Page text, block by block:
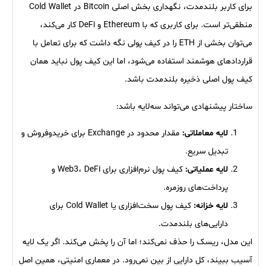
برای کاربر بلندمدت، نگهداری بخش اصلی Bitcoin در Cold Wallet
منطقی‌تر است. برای کاربری که با Ethereum و DeFi کار می‌کند،
می‌توان بخشی از ETH را در کیف پولی نگه داشت که برای تعامل با
قراردادهای هوشمند استفاده می‌شود، اما این کیف پول نباید همان
کیف پول اصلی ذخیره بلندمدت باشد.
ساختار پیشنهادی می‌تواند سه‌لایه باشد:
لایه معاملاتی:
مقدار محدود در Exchange برای خریدوفروش و
تبدیل سریع.
لایه عملیاتی:
کیف پول نرم‌افزاری برای Web3، DeFi و
پرداخت‌های روزمره.
لایه خزانه:
کیف پول سخت‌افزاری یا Cold Wallet برای
دارایی‌های بلندمدت.
این مدل، ریسک را حذف نمی‌کند؛ اما آن را پخش می‌کند. اگر یک لایه
آسیب ببیند، کل دارایی از بین نمی‌رود. در معماری امنیتی، همین اصل